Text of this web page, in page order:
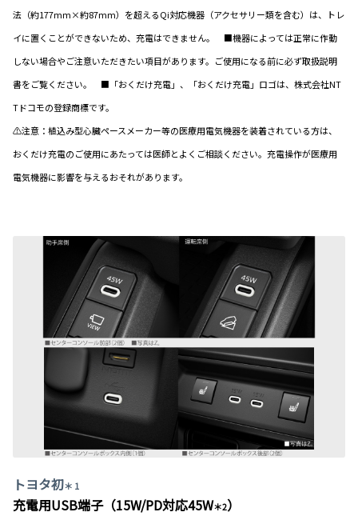
法（約177mm×約87mm）を超えるQi対応機器（アクセサリー類を含む）は、トレ
イに置くことができないため、充電はできません。 ■機器によっては正常に作動
しない場合やご注意いただきたい項目があります。ご使用になる前に必ず取扱説明
書をご覧ください。 ■「おくだけ充電」、「おくだけ充電」ロゴは、株式会社NT
Tドコモの登録商標です。
⚠注意：植込み型心臓ペースメーカー等の医療用電気機器を装着されている方は、
おくだけ充電のご使用にあたっては医師とよくご相談ください。充電操作が医療用
電気機器に影響を与えるおそれがあります。
トヨタ初＊ 1
充電用USB端子（15W/PD対応45W＊2）